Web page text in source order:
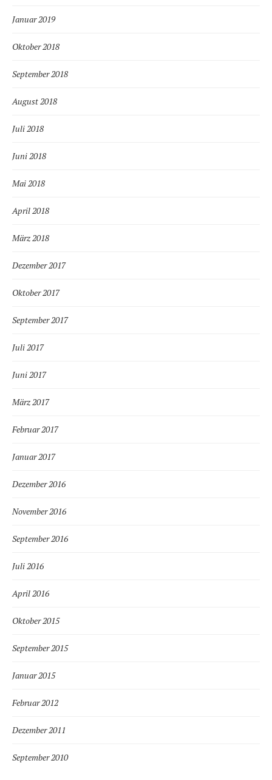
Januar 2019
Oktober 2018
September 2018
August 2018
Juli 2018
Juni 2018
Mai 2018
April 2018
März 2018
Dezember 2017
Oktober 2017
September 2017
Juli 2017
Juni 2017
März 2017
Februar 2017
Januar 2017
Dezember 2016
November 2016
September 2016
Juli 2016
April 2016
Oktober 2015
September 2015
Januar 2015
Februar 2012
Dezember 2011
September 2010